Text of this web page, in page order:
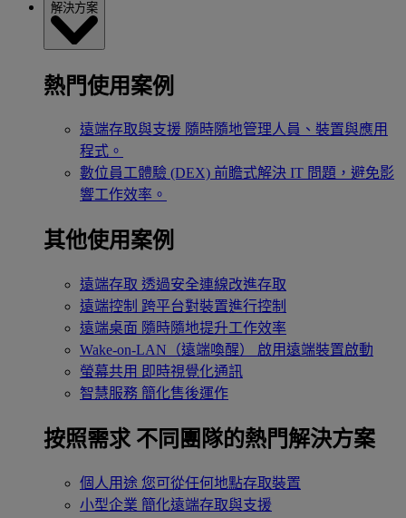
解決方案
熱門使用案例
遠端存取與支援 隨時隨地管理人員、裝置與應用
程式。
數位員工體驗 (DEX) 前瞻式解決 IT 問題，避免影
響工作效率。
其他使用案例
遠端存取 透過安全連線改進存取
遠端控制 跨平台對裝置進行控制
遠端桌面 隨時隨地提升工作效率
Wake-on-LAN（遠端喚醒）
啟用遠端裝置啟動
螢幕共用 即時視覺化通訊
智慧服務 簡化售後運作
按照需求 不同團隊的熱門解決方案
個人用途 您可從任何地點存取裝置
小型企業 簡化遠端存取與支援